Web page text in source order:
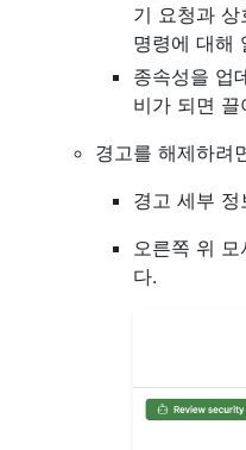
기 요청과
명령에 대해
종속성을 업
비가 되면
경고를 해제하려
경고 세부
오른쪽 위 모
다.